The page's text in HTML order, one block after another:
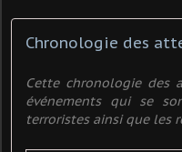
Chronologie des
Cette chronologie des
événements qui se
terroristes ainsi que les